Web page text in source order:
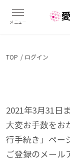
TOP ログイン
2021年3月31日
大変お手数をお
行手続き」ペー
ご登録のメール